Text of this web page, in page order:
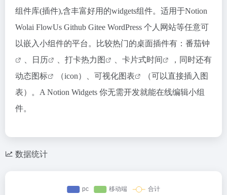
组件库(插件),含丰富好用的widgets组件。适用于Notion
Wolai FlowUs Github Gitee WordPress 个人网站等任意可
以嵌入小组件的平台。比较热门的桌面插件有： 番茄钟
日历 打卡热力图 卡片式时间
，同时还有
动态图标 （icon）、 可视化图表
（可以直接插入图
表）。A Notion Widgets 你无需开发就能在线编辑小组
件。
数据统计